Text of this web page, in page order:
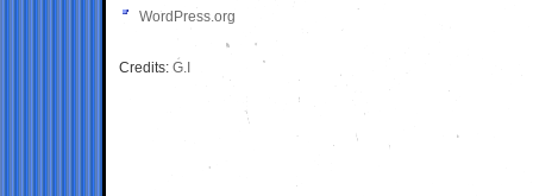
WordPress.org
Credits: G.I